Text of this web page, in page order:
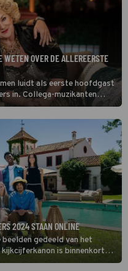
OVER DE ALLEREERSTE
luidt als eerste hoofdgast
in. Collega-muzikanten
Borgelt, Sera en Matthijn
repertoire.
2024 STAAN ONLINE
gedeeld van het
is binnenkort